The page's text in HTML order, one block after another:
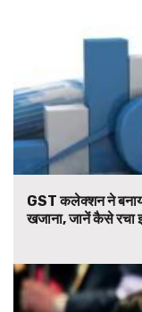
GST कलेक्शन ने
खजाना, जानें कैसे रचा